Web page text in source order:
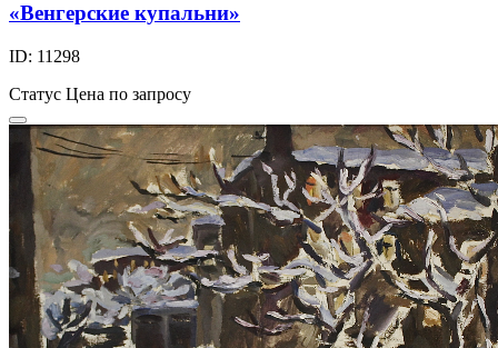
«Венгерские купальни»
ID: 11298
Статус Цена по запросу